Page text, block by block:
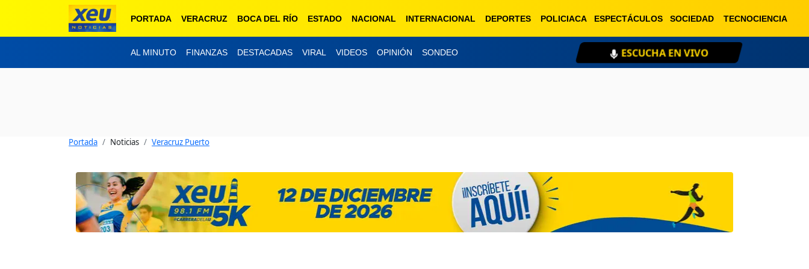
PORTADA VERACRUZ BOCA DEL RÍO ESTADO NACIONAL INTERNACIONAL DEPORTES POLICIACA ESPECTÁCULOS SOCIEDAD TECNOCIENCIA
AL MINUTO FINANZAS DESTACADAS VIRAL VIDEOS OPINIÓN SONDEO ESCUCHA EN VIVO
Portada Noticias Veracruz Puerto